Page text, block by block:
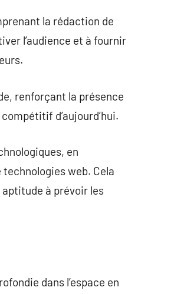
la rédaction de
l’audience et à fournir
renforçant la présence
d’aujourd’hui.
en
technologies web. Cela
à prévoir les
dans l’espace en